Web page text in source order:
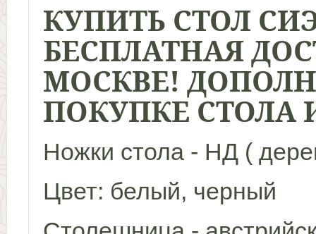
КУПИТЬ СТОЛ
БЕСПЛАТНАЯ
МОСКВЕ!
ПОКУПКЕ СТОЛА
Ножки стола - НД (
Цвет: белый, черный